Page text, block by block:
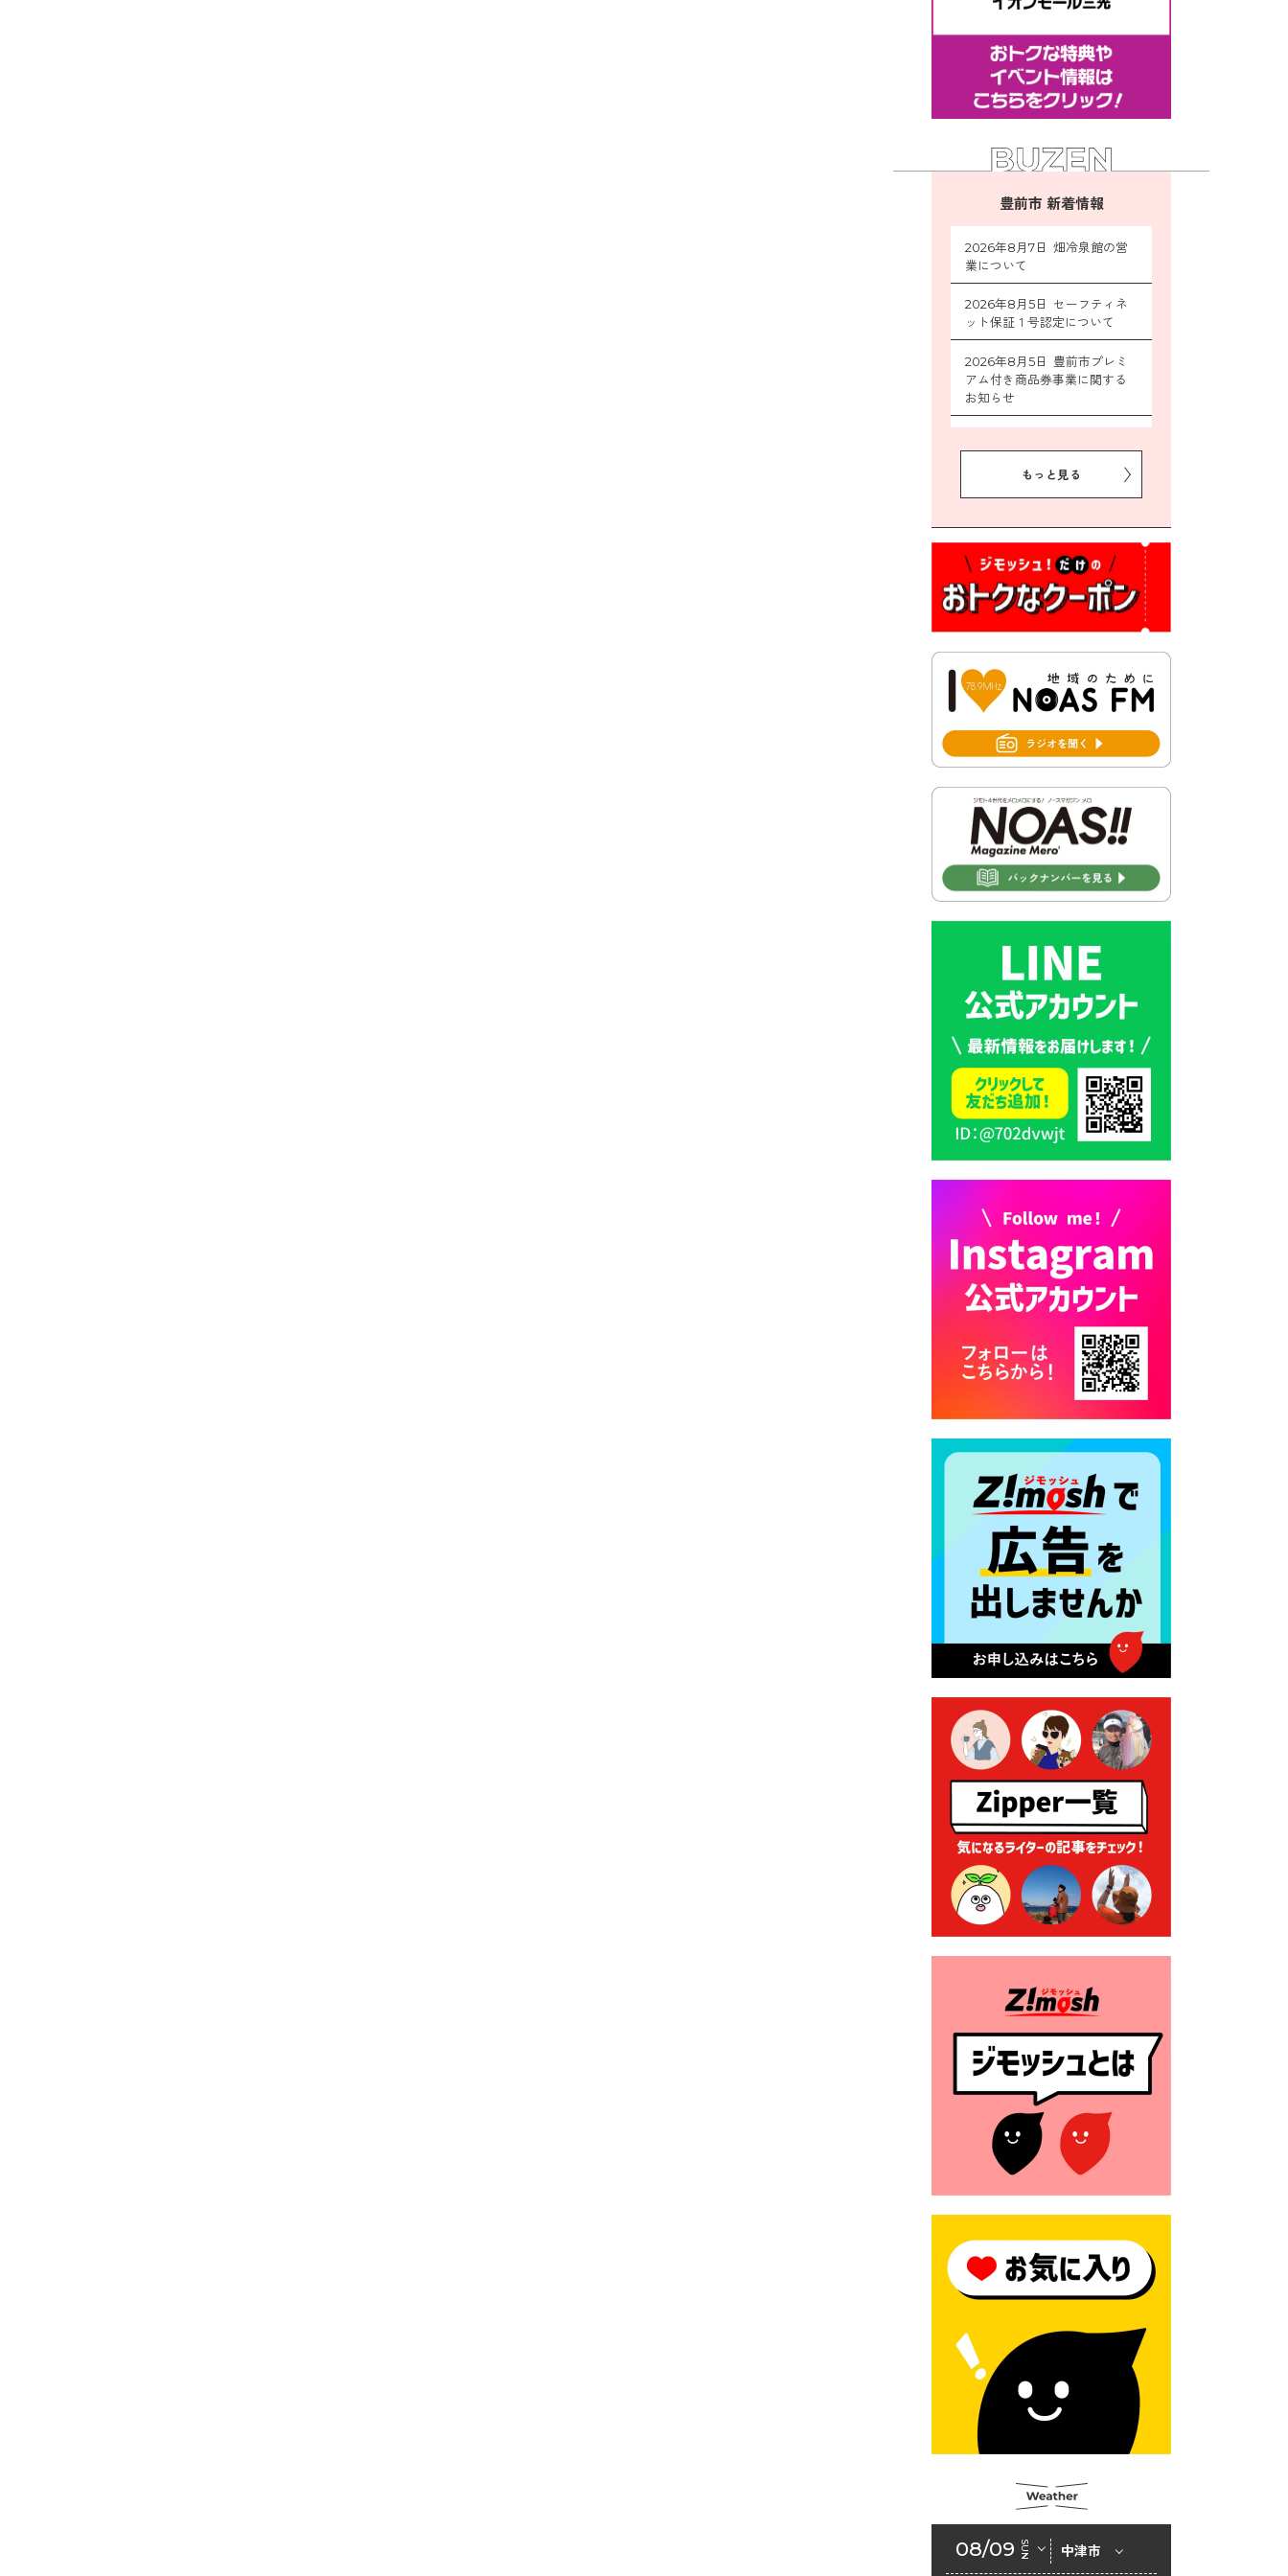
豊前市 新着情報
2026年8月7日 畑冷泉館の営
業について
2026年8月5日 セーフティネ
ット保証１号認定について
2026年8月5日 豊前市プレミ
アム付き商品券事業に関する
お知らせ
ン作戦参加者募集
対抗「福岡駅伝」出場選手募
集！
2026年7月31日 第６次豊前市
総合計画後期基本計画策定業
書が変わります！
2026年7月30日 豊前市立豊前
中学校の進捗状況について
2026年7月30日 豊前市立学校
2026年7月30日 豊前市立学校
紹介≪再編計画の見直しにつ
いて≫
2026年7月29日 豊前市指定ご
み袋販売のお知らせ
2026年7月28日 豊前カラス天
狗みなと祭り（花火大会）開
催決定！
2026年7月28日 令和8年度
京築地区水道企業団職員採用
試験（募集）
2026年7月27日 マイナンバー
カード交付に伴う休日および
平日夜間開庁の案内
2026年7月22日 令和８年度
「こども文化パスポート事
2026年7月21日 卜仙の郷 お
盆期間の営業時間のお知らせ
2026年7月17日 バス経路検索
のご利用案内
2026年7月10日 台湾伝統音楽
団体 「北埔八音団・楽善軒」
公演開催のお知らせ
ンディング型ふるさと納税の
実施について
2026年7月9日 農地法等に係
る各種申請に係る登記事項証
明書の添付省略について
2026年7月9日 廃食用油の回
収
2026年7月7日 「おゆずりコ
ーナー」について
2026年7月1日 豊前市民プール
一般開放
（令和８年４月１日施行）
格改定
2026年6月23日 公告一覧（市
内業者対象）を更新しまし
2026年6月23日 （一財）豊前
市佐野・則尾育英会奨学生募
2026年6月18日 セアカゴケグ
モにご注意ください！
ェルターの指定
2026年6月10日 令和８年経済
センサス-活動調査
2026年6月9日 令和８年第３
回定例会「一般質問一覧表」
2026年6月5日 新婚世帯の家
2026年6月2日 戸籍に氏名の
振り仮名が記載されます
もっと見る
08/09 SUN 中津市